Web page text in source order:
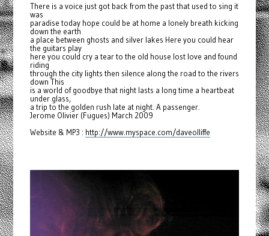
There is a voice just got back from the past that used to sing it
was
paradise today hope could be at home a lonely breath kicking
down the earth
a place between ghosts and silver lakes Here you could hear
the guitars play
here you could cry a tear to the old house lost love and found
riding
through the city lights then silence along the road to the rivers
down This
is a world of goodbye that night lasts a long time a heartbeat
under glass,
a trip to the golden rush late at night. A passenger.
Jerome Olivier (Fugues) March 2009
Website & MP3 : http://www.myspace.com/daveolliffe